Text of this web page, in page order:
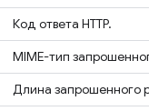
Код ответа HTTP.
MIME-тип
Длина запрошенного